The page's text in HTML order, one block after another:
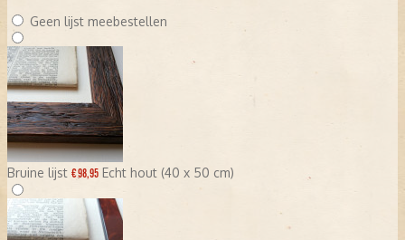
Geen lijst meebestellen
Bruine lijst € 98,95 Echt hout (40 x 50 cm)